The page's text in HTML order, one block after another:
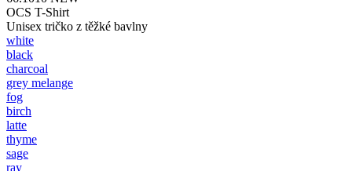
OCS T-Shirt
Unisex tričko z těžké bavlny
white
black
charcoal
grey melange
fog
birch
latte
thyme
sage
ray